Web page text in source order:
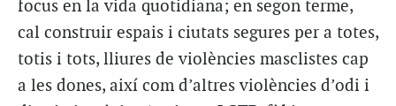
focus en la vida quotidiana; en segon terme,
cal construir espais i ciutats segures per a totes,
totis i tots, lliures de violències masclistes cap
a les dones, així com d’altres violències d’odi i